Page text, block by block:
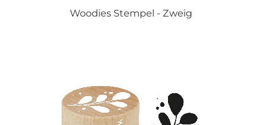
Woodies Stempel - Zweig